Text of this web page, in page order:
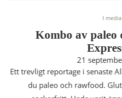
I media
Kombo av paleo
21
Ett trevligt reportage i senaste
du paleo och rawfood.